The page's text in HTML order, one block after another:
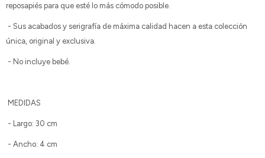
reposapiés para que esté lo más cómodo posible.
- Sus acabados y serigrafía de máxima calidad hacen a esta colección
única, original y exclusiva.
- No incluye bebé.
MEDIDAS
- Largo: 30 cm
- Ancho: 4 cm